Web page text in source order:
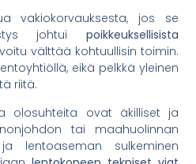
vakiokorvauksesta, jos se
johtui poikkeuksellisista
välttää kohtuullisin toimin.
eikä pelkkä yleinen
riitä.
olosuhteita ovat äkilliset ja
tai maahuolinnan
lentoaseman sulkeminen